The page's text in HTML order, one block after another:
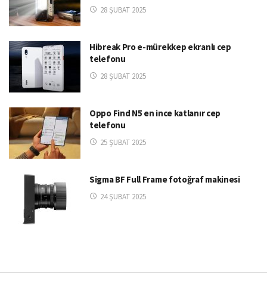
28 ŞUBAT 2025
Hibreak Pro e-mürekkep ekranlı cep
telefonu
28 ŞUBAT 2025
Oppo Find N5 en ince katlanır cep
telefonu
25 ŞUBAT 2025
Sigma BF Full Frame fotoğraf makinesi
24 ŞUBAT 2025